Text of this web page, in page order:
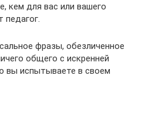
кем для вас или вашего
педагог.
фразы, обезличенное
общего с искренней
вы испытываете в своем